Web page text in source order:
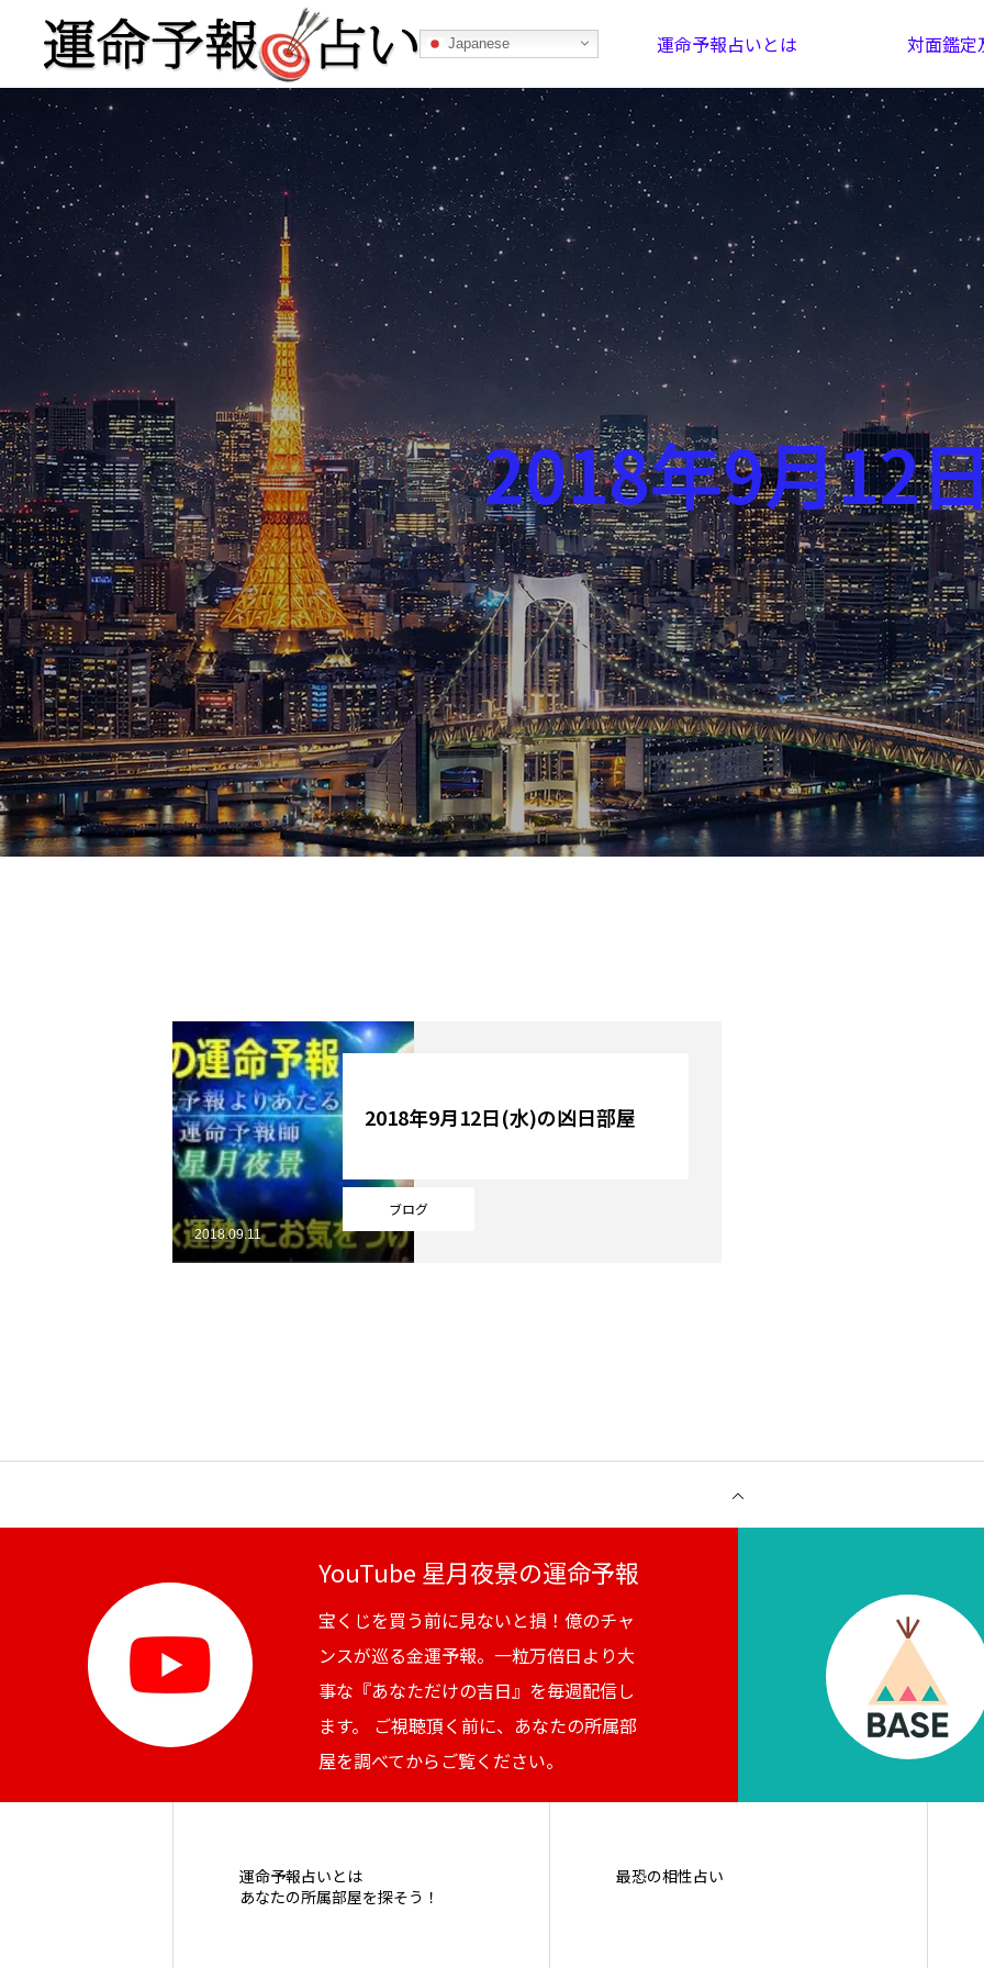
Japanese 運命予報占いとは 対面鑑定
運命予報占い
運命予報占いとは あなたの所属部屋を探そう！ 最恐の相性占い
記事カテゴリー
ブログ お知らせ 芸能界
スポーツ 競馬 社会
テニス四大大会・五輪
テニス四大大会・五輪
YouTube
Online Store
2018年9月12
ブログ
2018年9月12日(水)の凶日部屋
2018.09.11
YouTube 星月夜景の運命予報
宝くじを買う前に見ないと損！億のチャ
ンスが巡る金運予報。一粒万倍日より大
事な『あなただけの吉日』を毎週配信し
ます。 ご視聴頂く前に、あなたの所属部
屋を調べてからご覧ください。
運命予報占いとは
あなたの所属部屋を探そう！
最恐の相性占い